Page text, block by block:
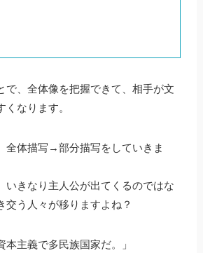
で、全体像を把握できて、相手が文
なります。
全体描写→部分描写をしていきま
いきなり主人公が出てくるのではな
交う人々が移りますよね？
本主義で多民族国家だ。」